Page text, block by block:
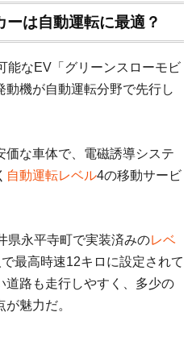
は自動運転に最適？
能なEV「グリーンスローモビ
動機が自動運転分野で先行し
価な車体で、電磁誘導システ
自動運転レベル4の移動サービ
県永平寺町で実装済みのレベ
最高時速12キロに設定されて
道路も走行しやすく、多少の
魅力だ。